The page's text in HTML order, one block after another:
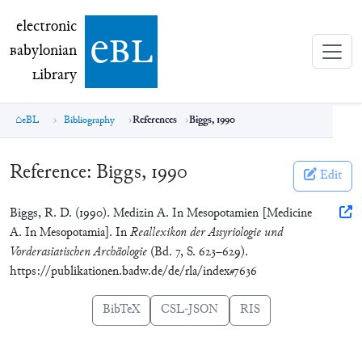
electronic Babylonian Library (eBL)
electronic
Babylonian
Library ebl
eBL Bibliography References Biggs, 1990
Reference: Biggs, 1990 Edit
Biggs, R. D. (1990). Medizin A. In Mesopotamien [Medicine
A. In Mesopotamia]. InReallexikon der Assyriologie und
Vorderasiatischen Archäologie (Bd. 7, S. 623–629).
https://publikationen.badw.de/de/rla/index#7636
BibTeX CSL-JSON RIS